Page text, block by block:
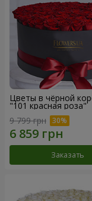
Цветы в чёрной
"101 красная роза"
9 799 грн
Заказать